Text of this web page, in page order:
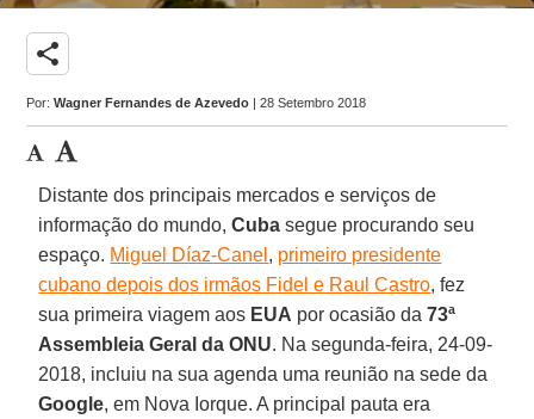
share
Por:Wagner Fernandes de Azevedo | 28 Setembro 2018
Distante dos principais mercados e serviços de
informação do mundo,Cuba segue procurando seu
espaço. Miguel Díaz-Canel , primeiro presidente
cubano depois dos irmãos Fidel e Raul Castro, fez
sua primeira viagem aos EUA por ocasião da73ª
Assembleia Geral da ONU. Na segunda-feira, 24-09-
2018, incluiu na sua agenda uma reunião na sede da
Google, em Nova Iorque. A principal pauta era